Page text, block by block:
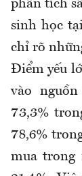
phân tích
sinh học
chỉ rõ
Điểm yếu
vào
73,3%
78,6%
mua trong